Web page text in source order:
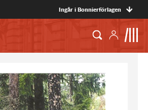
Ingår i Bonnierförlagen